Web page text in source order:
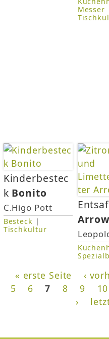
Messer
Kinderbestec
k Bonito
C.Higo Pott
Besteck |
Tischkultur
Arrow
« erste Seite ‹
5
6 7 8 9 10
›